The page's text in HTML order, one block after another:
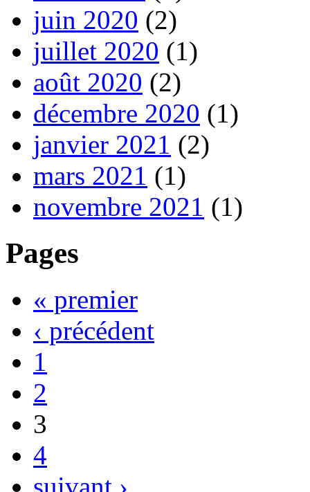
juin 2020 (2)
juillet 2020 (1)
août 2020 (2)
décembre 2020 (1)
janvier 2021 (2)
mars 2021 (1)
novembre 2021 (1)
Pages
« premier
‹ précédent
1
2
3
4